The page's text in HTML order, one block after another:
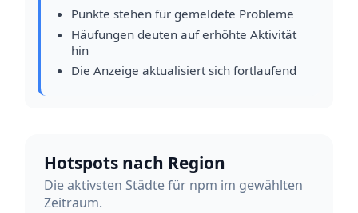
Punkte stehen für gemeldete Probleme
Häufungen deuten auf erhöhte Aktivität
hin
Die Anzeige aktualisiert sich fortlaufend
Hotspots nach Region
Die aktivsten Städte für npm im gewählten
Zeitraum.